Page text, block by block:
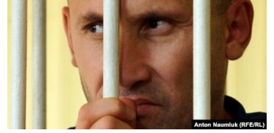
СПЕЦПРОЕКТИ
ДЕПОРТАЦІЯ
ВІДЕОУРОКИ «ELIFBE»
СВІДЧЕННЯ ОКУПАЦІЇ
УКРАЇНСЬКА ПРОБЛЕМА КРИМУ
ІНФОГРАФІКА
ЯК ОБІЙТИ БЛОКУВАННЯ
Русский
Qırımtatar